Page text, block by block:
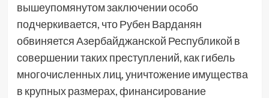
вышеупомянутом заключении особо
подчеркивается, что Рубен Варданян
обвиняется Азербайджанской Республикой в
совершении таких преступлений, как гибель
многочисленных лиц, уничтожение имущества
в крупных размерах, финансирование